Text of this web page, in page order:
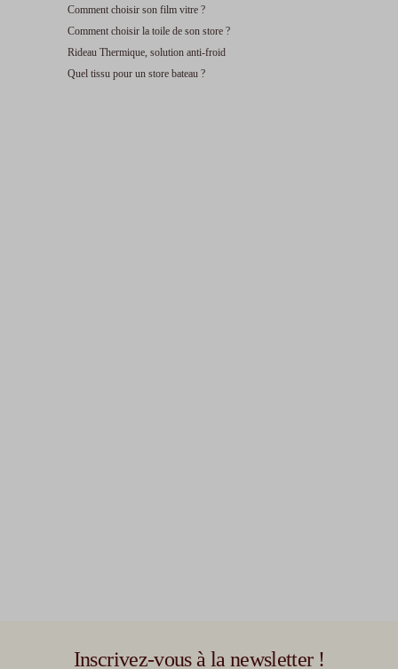
Comment choisir son film vitre ?
Comment choisir la toile de son store ?
Rideau Thermique, solution anti-froid
Quel tissu pour un store bateau ?
Inscrivez-vous à la newsletter !